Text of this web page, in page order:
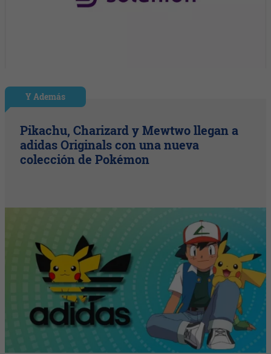
Y Además
Pikachu, Charizard y Mewtwo llegan a
adidas Originals con una nueva
colección de Pokémon